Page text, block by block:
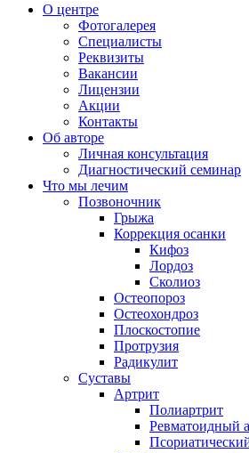
О центре
Фотогалерея
Специалисты
Реквизиты
Вакансии
Лицензии
Акции
Контакты
Об авторе
Личная консультация
Диагностический семинар
Что мы лечим
Позвоночник
Грыжа
Коррекция осанки
Кифоз
Лордоз
Сколиоз
Остеопороз
Остеохондроз
Плоскостопие
Протрузия
Радикулит
Суставы
Артрит
Полиартрит
Ревматоидный